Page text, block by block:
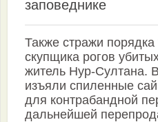
заповеднике
Также стражи
скупщика рогов
житель Нур-Султана.
изъяли спиленные
для контрабандной
дальнейшей